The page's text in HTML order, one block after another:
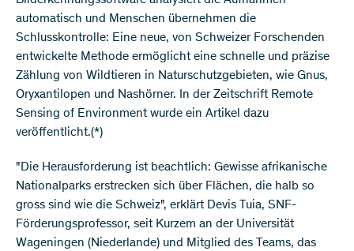
automatisch und Menschen übernehmen die
Schlusskontrolle: Eine neue, von Schweizer Forschenden
entwickelte Methode ermöglicht eine schnelle und präzise
Zählung von Wildtieren in Naturschutzgebieten, wie Gnus,
Oryxantilopen und Nashörner. In der Zeitschrift Remote
Sensing of Environment wurde ein Artikel dazu
veröffentlicht.(*)
"Die Herausforderung ist beachtlich: Gewisse afrikanische
Nationalparks erstrecken sich über Flächen, die halb so
gross sind wie die Schweiz", erklärt Devis Tuia, SNF-
Förderungsprofessor, seit Kurzem an der Universität
Wageningen (Niederlande) und Mitglied des Teams, das